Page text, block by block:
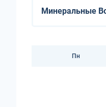
Пн